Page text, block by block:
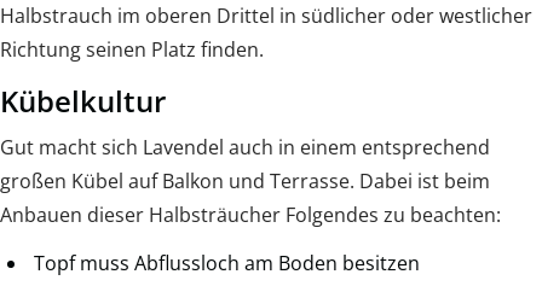
Halbstrauch im oberen Drittel in südlicher oder westlicher
Richtung seinen Platz finden.
Kübelkultur
Gut macht sich Lavendel auch in einem entsprechend
großen Kübel auf Balkon und Terrasse. Dabei ist beim
Anbauen dieser Halbsträucher Folgendes zu beachten:
Topf muss Abflussloch am Boden besitzen